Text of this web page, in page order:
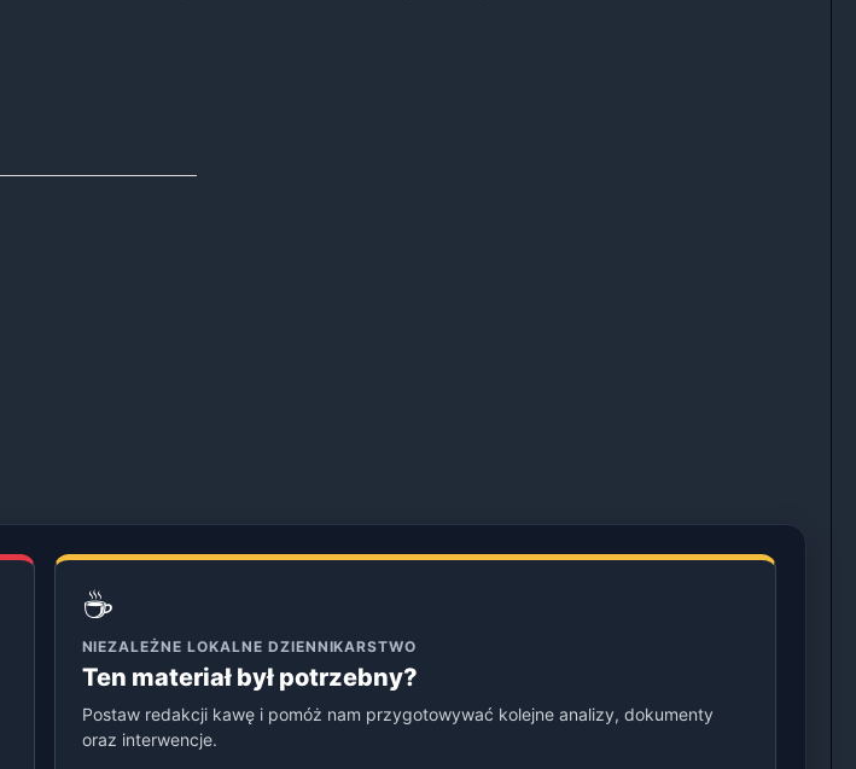
☕
NIEZALEŻNE LOKALNE DZIENNIKARSTWO
Ten materiał był potrzebny?
Postaw redakcji kawę i pomóż nam przygotowywać kolejne analizy, dokumenty
oraz interwencje.